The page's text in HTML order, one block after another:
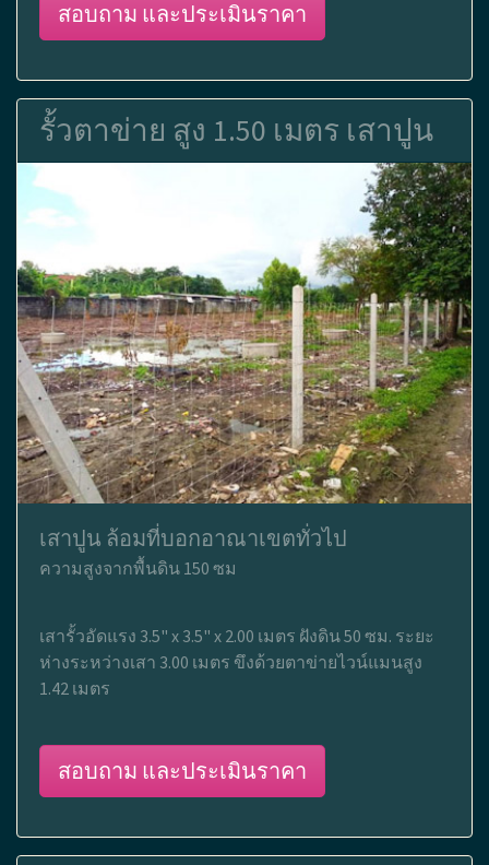
สอบถาม และประเมินราคา
รั้วตาข่าย สูง 1.50 เมตร เสาปูน
เสาปูน ล้อมที่บอกอาณาเขตทั่วไป
ความสูงจากพื้นดิน 150 ซม
เสารั้วอัดแรง 3.5" x 3.5" x 2.00 เมตร ฝังดิน 50 ซม. ระยะ
ห่างระหว่างเสา 3.00 เมตร ขึงด้วยตาข่ายไวน์แมนสูง
1.42 เมตร
สอบถาม และประเมินราคา